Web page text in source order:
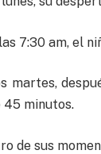
7:30 am, el
martes,
45 minutos.
de sus